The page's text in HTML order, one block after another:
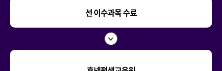
선 이수과목 수료